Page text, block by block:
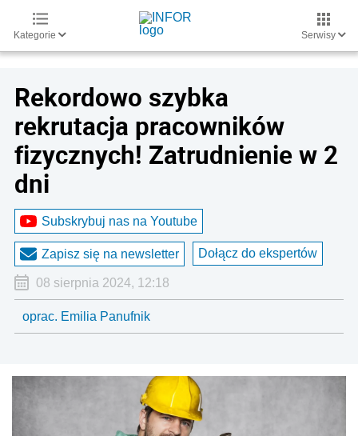
Kategorie Serwisy
Rekordowo szybka
rekrutacja pracowników
fizycznych! Zatrudnienie w 2
dni
Subskrybuj nas na Youtube
Zapisz się na newsletter Dołącz do ekspertów
08 sierpnia 2024, 12:18
oprac. Emilia Panufnik